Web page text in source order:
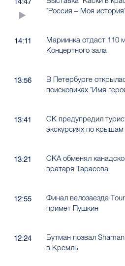
"Россия – Моя
14:11
Мариинка отдаст 110
Концертного зала
13:56
В Петербурге
поисковиках "Имя
13:41
СК предупредил
экскурсиях по крышам
13:21
СКА обменял
вратаря Тарасова
12:55
Финал велозаезда
примет Пушкин
12:24
Бутман позвал
в Кремль